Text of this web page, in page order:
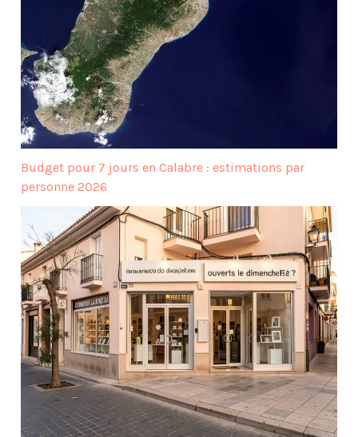
Budget pour 7 jours en Calabre : estimations par
personne 2026